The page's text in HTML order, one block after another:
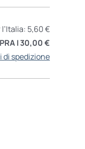
5,60 €
I 30,00 €
di spedizione